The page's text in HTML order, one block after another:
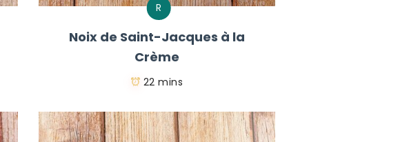
R
Noix de Saint-Jacques à la
Crème
22 mins